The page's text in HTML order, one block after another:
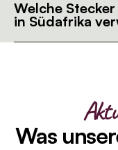
Welche
in Südafrika
Was